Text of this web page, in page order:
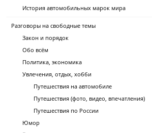
История автомобильных марок мира
Разговоры на свободные темы
Закон и порядок
Обо всём
Политика, экономика
Увлечения, отдых, хобби
Путешествия на автомобиле
Путешествия (фото, видео, впечатления)
Путешествия по России
Юмор